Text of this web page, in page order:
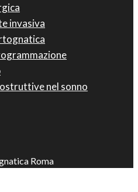
invasiva
nel sonno
Roma